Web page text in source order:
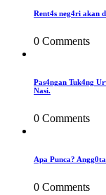
Rent4s neg4ri akan
0 Comments
Pas4ngan Tuk4ng
Nasi.
0 Comments
Apa Punca?
0 Comments